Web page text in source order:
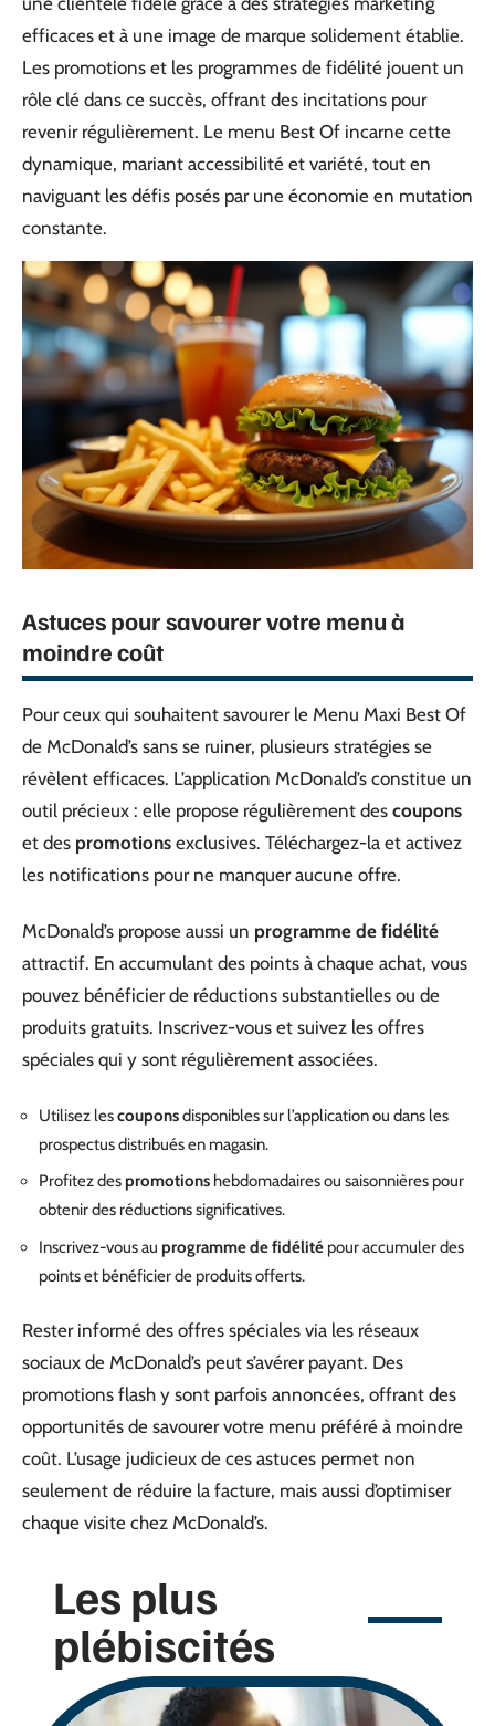
efficaces et à une image de marque solidement établie.
Les promotions et les programmes de fidélité jouent un
rôle clé dans ce succès, offrant des incitations pour
revenir régulièrement. Le menu Best Of incarne cette
dynamique, mariant accessibilité et variété, tout en
naviguant les défis posés par une économie en mutation
constante.
Astuces pour savourer votre menu à
moindre coût
Pour ceux qui souhaitent savourer le Menu Maxi Best Of
de McDonald’s sans se ruiner, plusieurs stratégies se
révèlent efficaces. L’application McDonald’s constitue un
outil précieux : elle propose régulièrement des coupons
et des promotions exclusives. Téléchargez-la et activez
les notifications pour ne manquer aucune offre.
McDonald’s propose aussi un programme de fidélité
attractif. En accumulant des points à chaque achat, vous
pouvez bénéficier de réductions substantielles ou de
produits gratuits. Inscrivez-vous et suivez les offres
spéciales qui y sont régulièrement associées.
Utilisez lescouponsdisponibles sur l’application ou dans les
prospectus distribués en magasin.
Profitez despromotions hebdomadaires ou saisonnières pour
obtenir des réductions significatives.
Inscrivez-vous au programme de fidélité pour accumuler des
points et bénéficier de produits offerts.
Rester informé des offres spéciales via les réseaux
sociaux de McDonald’s peut s’avérer payant. Des
promotions flash y sont parfois annoncées, offrant des
opportunités de savourer votre menu préféré à moindre
coût. L’usage judicieux de ces astuces permet non
seulement de réduire la facture, mais aussi d’optimiser
chaque visite chez McDonald’s.
Les plus
plébiscités